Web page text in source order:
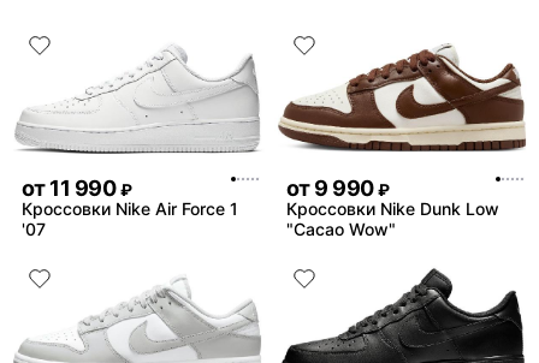
от11 990 ₽
Кроссовки Nike Air Force 1
'07
от9 990 ₽
Кроссовки Nike Dunk Low
"Cacao Wow"